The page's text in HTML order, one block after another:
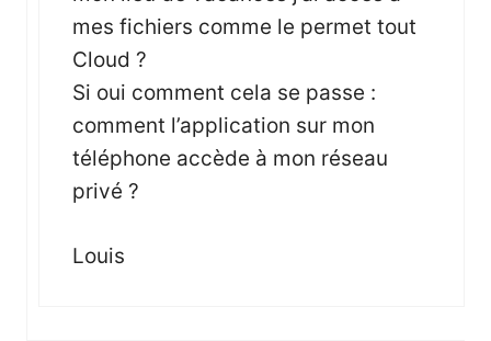
mes fichiers comme le permet tout
Cloud ?
Si oui comment cela se passe :
comment l’application sur mon
téléphone accède à mon réseau
privé ?
Louis